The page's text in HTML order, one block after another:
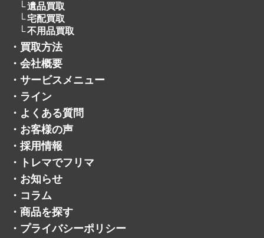
遺品買取
宅配買取
不用品買取
・ 買取方法
・ 会社概要
・ サービスメニュー
・ ライン
・ よくある質問
・ お客様の声
・ 採用情報
・
トレマでフリマ
・ お知らせ
・ コラム
・ 商品を探す
・ プライバシーポリシー